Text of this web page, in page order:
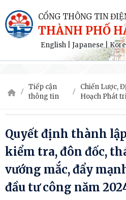
CỔNG THÔNG TIN
THÀNH PHỐ
English Japanese|
Tiếp cận
thông tin
Chiến Lược,
Hoạch Phát
Quyết định thành
kiểm tra, đôn đốc,
vướng mắc, đẩy
đầu tư công năm